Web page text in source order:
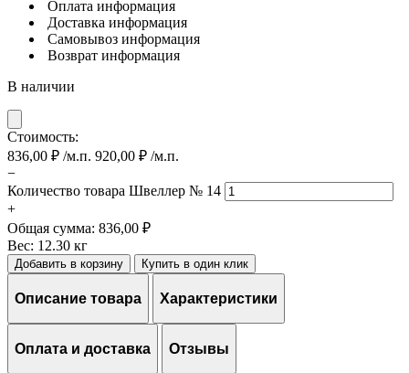
Оплата информация
Доставка информация
Самовывоз информация
Возврат информация
В наличии
Стоимость:
836,00 ₽ /м.п. 920,00 ₽ /м.п.
−
Количество товара Швеллер № 14
+
Общая сумма: 836,00 ₽
Вес: 12.30 кг
Добавить в корзину Купить в один клик
Описание товара Характеристики
Оплата и доставка Отзывы